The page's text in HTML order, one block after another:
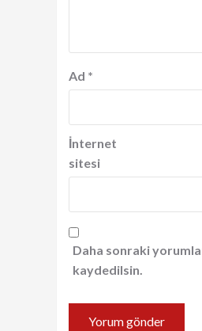
Ad *
İnternet
sitesi
Daha sonraki
kaydedilsin.